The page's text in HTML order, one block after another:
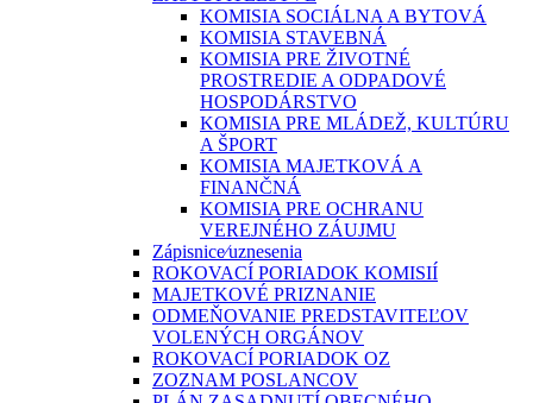
KOMISIA SOCIÁLNA A BYTOVÁ
KOMISIA STAVEBNÁ
KOMISIA PRE ŽIVOTNÉ
PROSTREDIE A ODPADOVÉ
HOSPODÁRSTVO
KOMISIA PRE MLÁDEŽ, KULTÚRU
A ŠPORT
KOMISIA MAJETKOVÁ A
FINANČNÁ
KOMISIA PRE OCHRANU
VEREJNÉHO ZÁUJMU
Zápisnice⁄uznesenia
ROKOVACÍ PORIADOK KOMISIÍ
MAJETKOVÉ PRIZNANIE
ODMEŇOVANIE PREDSTAVITEĽOV
VOLENÝCH ORGÁNOV
ROKOVACÍ PORIADOK OZ
ZOZNAM POSLANCOV